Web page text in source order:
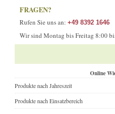
FRAGEN?
Rufen Sie uns an: +49 8392 1646
Wir sind Montag bis Freitag 8:00
Online
Produkte nach Jahreszeit
Produkte nach Einsatzbereich